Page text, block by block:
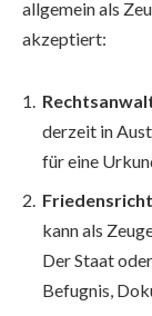
allgemein als
akzeptiert:
derzeit in
für eine
kann als
Der Staat
Befugnis,